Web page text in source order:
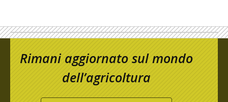
Rimani aggiornato sul mondo
dell’agricoltura